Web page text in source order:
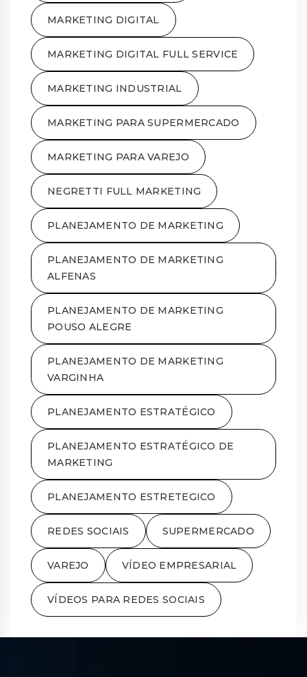
MARKETING DIGITAL
MARKETING DIGITAL FULL SERVICE
MARKETING INDUSTRIAL
MARKETING PARA SUPERMERCADO
MARKETING PARA VAREJO
NEGRETTI FULL MARKETING
PLANEJAMENTO DE MARKETING
PLANEJAMENTO DE MARKETING
ALFENAS
PLANEJAMENTO DE MARKETING
POUSO ALEGRE
PLANEJAMENTO DE MARKETING
VARGINHA
PLANEJAMENTO ESTRATÉGICO
PLANEJAMENTO ESTRATÉGICO DE
MARKETING
PLANEJAMENTO ESTRETEGICO
REDES SOCIAIS SUPERMERCADO
VAREJO VÍDEO EMPRESARIAL
VÍDEOS PARA REDES SOCIAIS